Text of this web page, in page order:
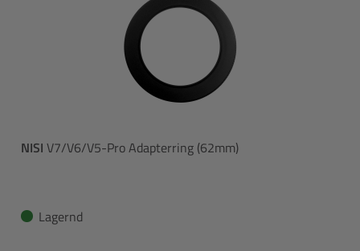
NISI V7/V6/V5-Pro Adapterring (62mm)
Lagernd